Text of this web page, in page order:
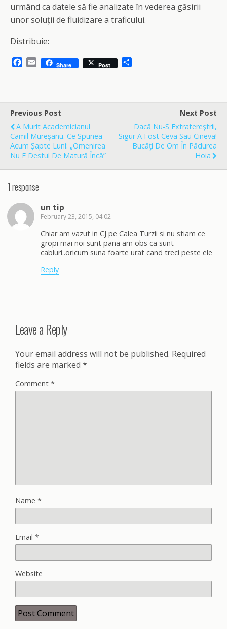
urmând ca datele să fie analizate în vederea găsirii
unor soluții de fluidizare a traficului.
Distribuie:
b
o
o
k
E
l
Share Post
e
Previous Post
A Murit Academicianul
Camil Mureşanu. Ce Spunea
Acum Șapte Luni: „omenirea
Nu E Destul De Matură Încă”
Next Post
Dacă Nu-S Extratereştrii,
Sigur A Fost Ceva Sau Cineva!
Bucăţi De Om În Pădurea
Hoia
1 response
un tip
February 23, 2015, 04:02
Chiar am vazut in CJ pe Calea Turzii si nu stiam ce
gropi mai noi sunt pana am obs ca sunt
cabluri..oricum suna foarte urat cand treci peste ele
Reply
Leave a Reply
Your email address will not be published. Required
fields are marked *
Comment *
Name *
Email *
Website